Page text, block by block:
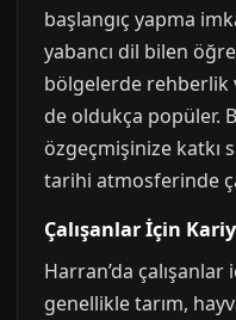
başlangıç yapma
yabancı dil bilen
bölgelerde rehberlik
de oldukça popüler.
özgeçmişinize katkı
tarihi atmosferinde
Çalışanlar İçin
Harran’da
genellikle tarım,